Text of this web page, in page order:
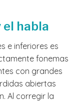
habla
e inferiores es
fonemas
con grandes
abiertas
Al corregir la